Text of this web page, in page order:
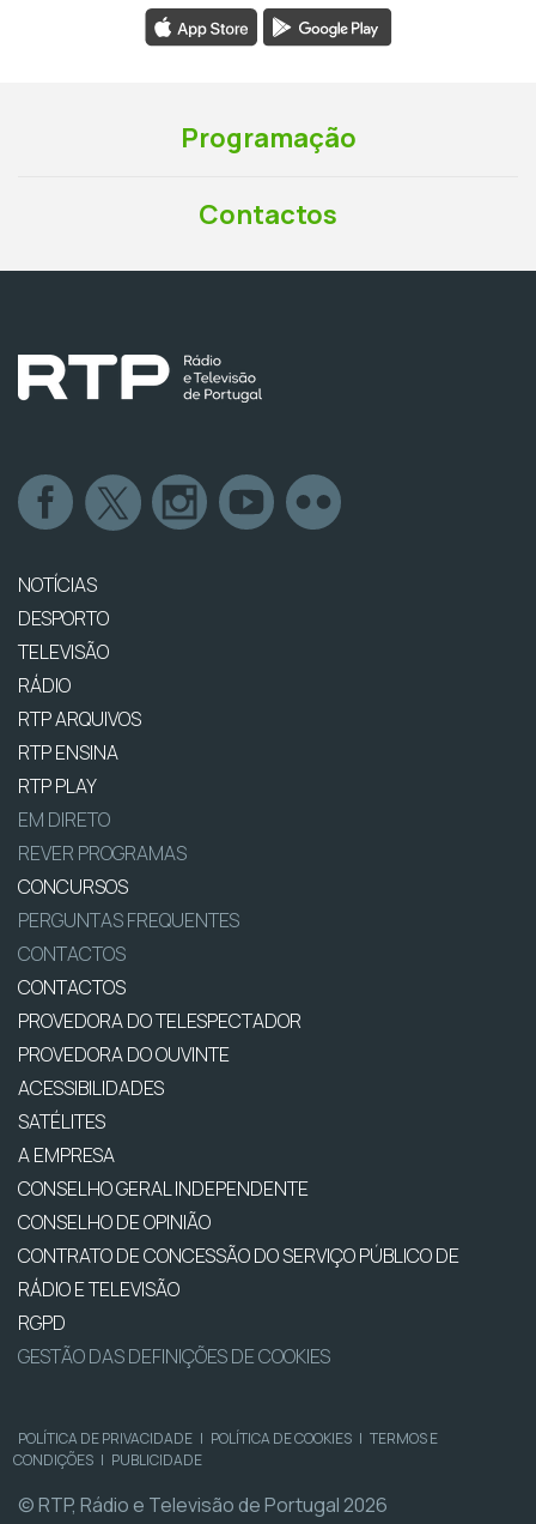
Programação
Contactos
NOTÍCIAS
DESPORTO
TELEVISÃO
RÁDIO
RTP ARQUIVOS
RTP ENSINA
RTP PLAY
EM DIRETO
REVER PROGRAMAS
CONCURSOS
PERGUNTAS FREQUENTES
CONTACTOS
CONTACTOS
PROVEDORA DO TELESPECTADOR
PROVEDORA DO OUVINTE
ACESSIBILIDADES
SATÉLITES
A EMPRESA
CONSELHO GERAL INDEPENDENTE
CONSELHO DE OPINIÃO
CONTRATO DE CONCESSÃO DO SERVIÇO PÚBLICO DE
RÁDIO E TELEVISÃO
RGPD
GESTÃO DAS DEFINIÇÕES DE COOKIES
POLÍTICA DE PRIVACIDADE | POLÍTICA DE COOKIES | TERMOS E
CONDIÇÕES | PUBLICIDADE
© RTP, Rádio e Televisão de Portugal 2026